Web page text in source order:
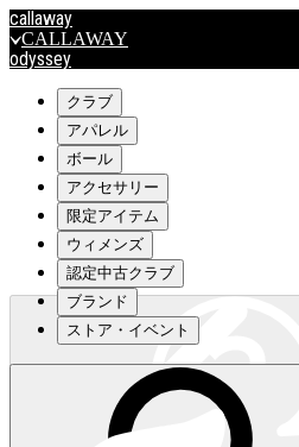
callaway
CALLAWAY
odyssey
travismathew
outlet
OUTLET
キャロウェイアパレルはこちら>>>
クラブ
アパレル
ボール
アクセサリー
限定アイテム
ウィメンズ
認定中古クラブ
ブランド
ストア・イベント